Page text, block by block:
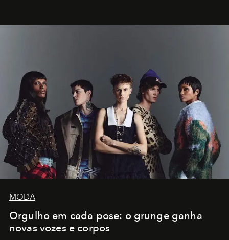
MODA
Orgulho em cada pose: o grunge ganha
novas vozes e corpos